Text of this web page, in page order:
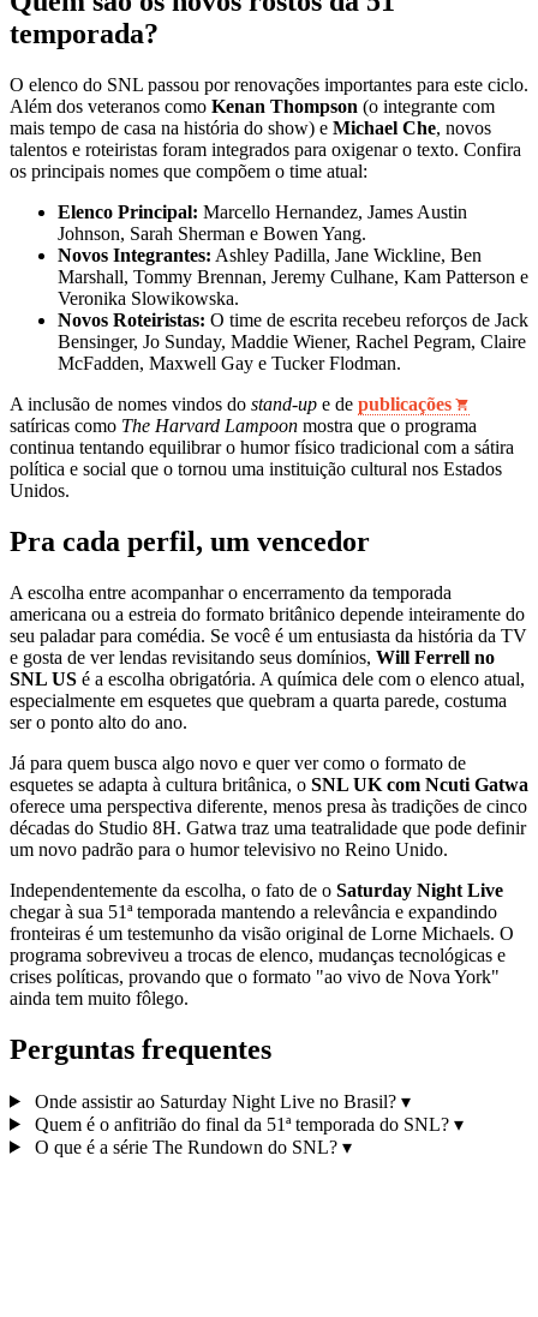
temporada?
O elenco do SNL passou por renovações importantes para este ciclo.
Além dos veteranos como Kenan Thompson (o integrante com
mais tempo de casa na história do show) e Michael Che, novos
talentos e roteiristas foram integrados para oxigenar o texto. Confira
os principais nomes que compõem o time atual:
Elenco Principal: Marcello Hernandez, James Austin
Johnson, Sarah Sherman e Bowen Yang.
Novos Integrantes: Ashley Padilla, Jane Wickline, Ben
Marshall, Tommy Brennan, Jeremy Culhane, Kam Patterson e
Veronika Slowikowska.
Novos Roteiristas: O time de escrita recebeu reforços de Jack
Bensinger, Jo Sunday, Maddie Wiener, Rachel Pegram, Claire
McFadden, Maxwell Gay e Tucker Flodman.
A inclusão de nomes vindos do stand-up e de publicações
satíricas como The Harvard Lampoon mostra que o programa
continua tentando equilibrar o humor físico tradicional com a sátira
política e social que o tornou uma instituição cultural nos Estados
Unidos.
Pra cada perfil, um vencedor
A escolha entre acompanhar o encerramento da temporada
americana ou a estreia do formato britânico depende inteiramente do
seu paladar para comédia. Se você é um entusiasta da história da TV
e gosta de ver lendas revisitando seus domínios, Will Ferrell no
SNL US é a escolha obrigatória. A química dele com o elenco atual,
especialmente em esquetes que quebram a quarta parede, costuma
ser o ponto alto do ano.
Já para quem busca algo novo e quer ver como o formato de
esquetes se adapta à cultura britânica, o SNL UK com Ncuti Gatwa
oferece uma perspectiva diferente, menos presa às tradições de cinco
décadas do Studio 8H. Gatwa traz uma teatralidade que pode definir
um novo padrão para o humor televisivo no Reino Unido.
Independentemente da escolha, o fato de o Saturday Night Live
chegar à sua 51ª temporada mantendo a relevância e expandindo
fronteiras é um testemunho da visão original de Lorne Michaels. O
programa sobreviveu a trocas de elenco, mudanças tecnológicas e
crises políticas, provando que o formato "ao vivo de Nova York"
ainda tem muito fôlego.
Perguntas frequentes
Onde assistir ao Saturday Night Live no Brasil? ▾
Quem é o anfitrião do final da 51ª temporada do SNL? ▾
O que é a série The Rundown do SNL? ▾